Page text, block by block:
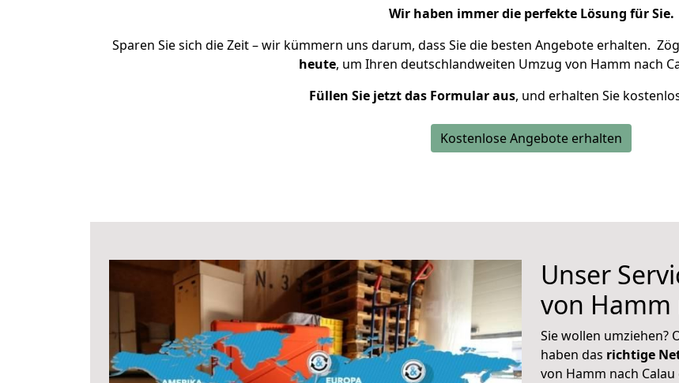
Wir haben immer die perfekte Lösung für Sie.
Sparen Sie sich die Zeit – wir kümmern uns darum, dass Sie die besten Angebote erhalten.
heute, um Ihren deutschlandweiten Umzug von Hamm nach
Füllen Sie jetzt das Formular aus, und erhalten Sie
Kostenlose Angebote erhalten
Unser
von Hamm
Sie wollen umziehen?
haben das richtige
von Hamm nach